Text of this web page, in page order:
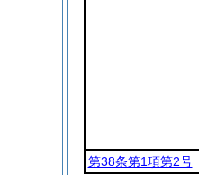
第38条第1項第2号